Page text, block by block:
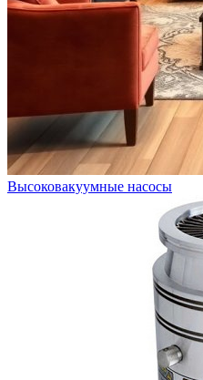
Высоковакуумные насосы